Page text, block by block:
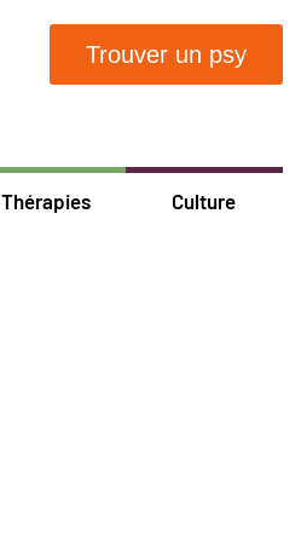
Trouver un psy
Thérapies Culture